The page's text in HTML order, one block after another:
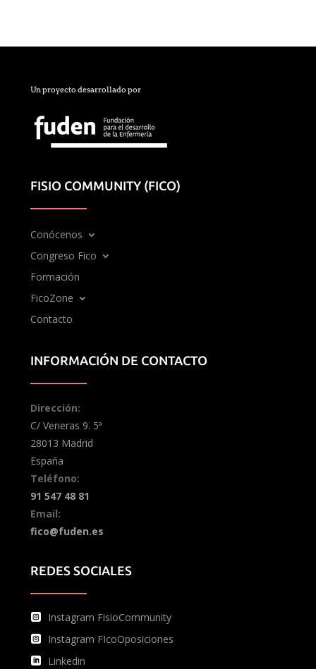
Un proyecto desarrollado por
FISIO COMMUNITY (FICO)
Conócenos
Congreso Fico
Formación
FicoZone
Contacto
INFORMACIÓN DE CONTACTO
Dirección:
C/ Veneras 9. 5ª
28013 Madrid
España
Teléfono:
91 547 48 81
Email:
fico@fuden.es
REDES SOCIALES
Instagram FisioCommunity
Instagram FIcoOposiciones
Linkedin